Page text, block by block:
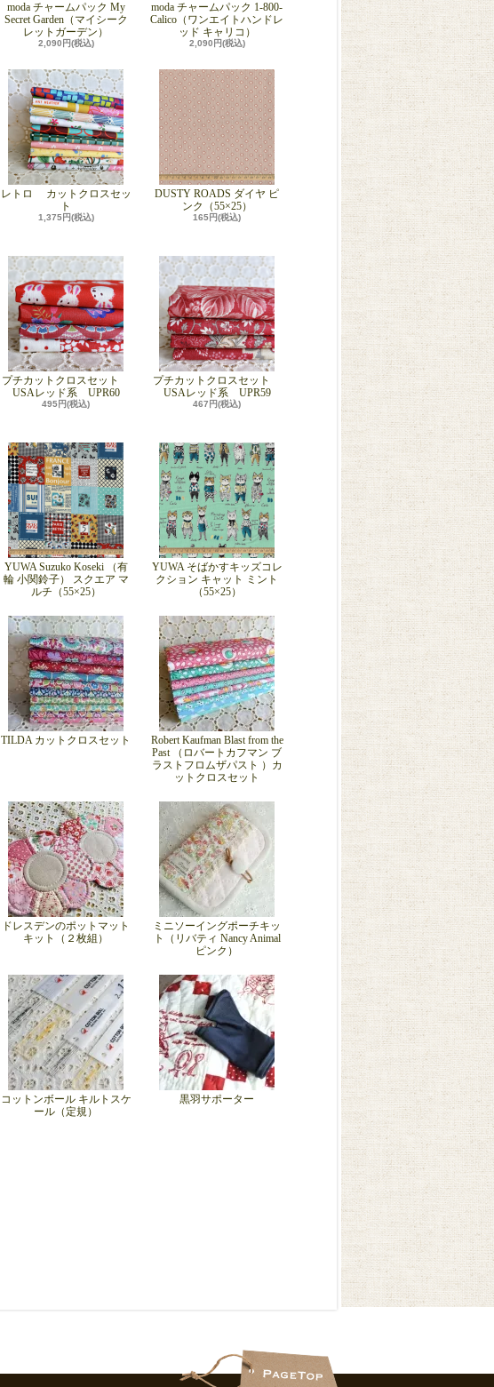
moda チャームパック My
Secret Garden（マイシーク
レットガーデン）
2,090円(税込)
moda チャームパック 1-800-
Calico（ワンエイトハンドレ
ッド キャリコ）
2,090円(税込)
レトロ カットクロスセッ
ト
1,375円(税込)
DUSTY ROADS ダイヤ ピ
ンク（55×25）
165円(税込)
プチカットクロスセット
USAレッド系 UPR60
495円(税込)
プチカットクロスセット
USAレッド系 UPR59
467円(税込)
YUWA Suzuko Koseki （有
輪 小関鈴子） スクエア マ
ルチ（55×25）
YUWA そばかすキッズコレ
クション キャット ミント
（55×25）
TILDA カットクロスセット
Robert Kaufman Blast from the
Past （ロバートカフマン ブ
ラストフロムザパスト ）カ
ットクロスセット
ドレスデンのポットマット
キット（２枚組）
ミニソーイングポーチキッ
ト（リバティ Nancy Animal
ピンク）
コットンボール キルトスケ
ール（定規）
黒羽サポーター